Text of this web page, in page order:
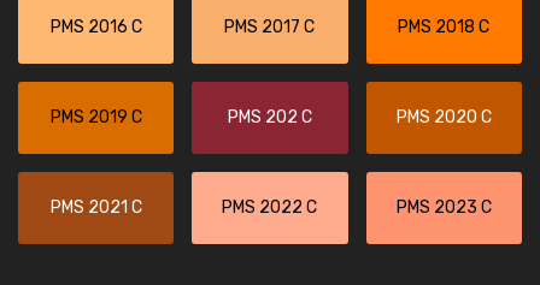
PMS 2016 C PMS 2017 C PMS 2018 C
PMS 2019 C PMS 202 C PMS 2020 C
PMS 2021 C PMS 2022 C PMS 2023 C